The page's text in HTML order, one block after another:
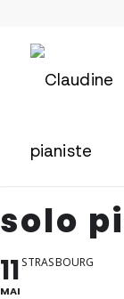
solo
11
MAI
STRASBOURG